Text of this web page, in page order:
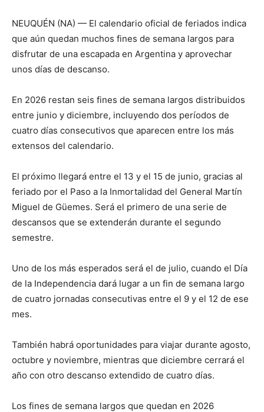
NEUQUÉN (NA) — El calendario oficial de feriados indica
que aún quedan muchos fines de semana largos para
disfrutar de una escapada en Argentina y aprovechar
unos días de descanso.
En 2026 restan seis fines de semana largos distribuidos
entre junio y diciembre, incluyendo dos períodos de
cuatro días consecutivos que aparecen entre los más
extensos del calendario.
El próximo llegará entre el 13 y el 15 de junio, gracias al
feriado por el Paso a la Inmortalidad del General Martín
Miguel de Güemes. Será el primero de una serie de
descansos que se extenderán durante el segundo
semestre.
Uno de los más esperados será el de julio, cuando el Día
de la Independencia dará lugar a un fin de semana largo
de cuatro jornadas consecutivas entre el 9 y el 12 de ese
mes.
También habrá oportunidades para viajar durante agosto,
octubre y noviembre, mientras que diciembre cerrará el
año con otro descanso extendido de cuatro días.
Los fines de semana largos que quedan en 2026